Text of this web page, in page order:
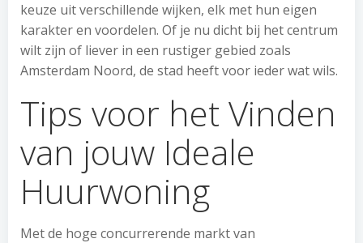
keuze uit verschillende wijken, elk met hun eigen
karakter en voordelen. Of je nu dicht bij het centrum
wilt zijn of liever in een rustiger gebied zoals
Amsterdam Noord, de stad heeft voor ieder wat wils.
Tips voor het Vinden
van jouw Ideale
Huurwoning
Met de hoge concurrerende markt van